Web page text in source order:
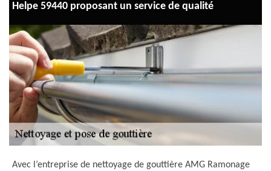
Helpe 59440 proposant un service de qualité
Avec l’entreprise de nettoyage de gouttière AMG Ramonage